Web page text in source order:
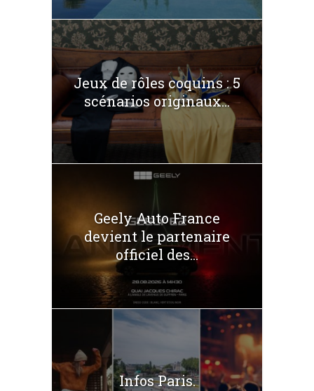
Jeux de rôles coquins : 5
scénarios originaux...
Geely Auto France
devient le partenaire
officiel des...
Infos Paris.